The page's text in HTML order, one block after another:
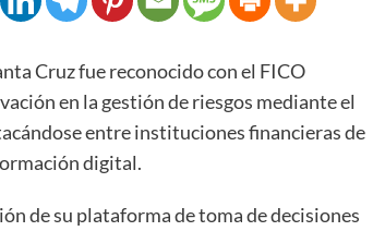
Cruz fue reconocido con el FICO
en la gestión de riesgos mediante el
entre instituciones financieras de
digital.
de su plataforma de toma de decisiones